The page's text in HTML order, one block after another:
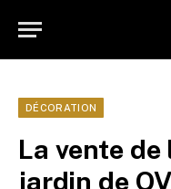
DÉCORATION
La vente
jardin de